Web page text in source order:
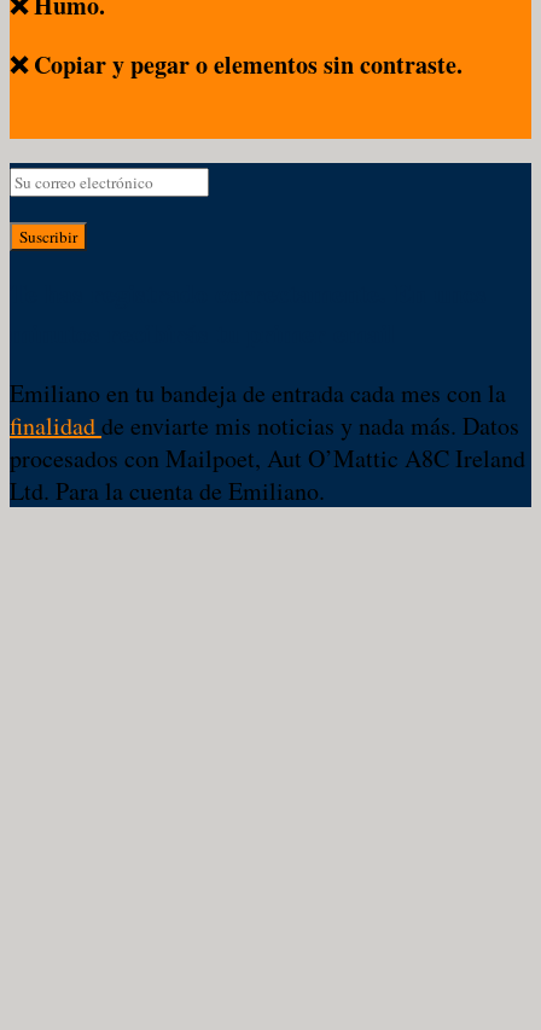
❌ Copiar y pegar o elementos sin contraste.
Suscribir
Emiliano en tu bandeja de entrada cada mes con la
finalidadde enviarte mis noticias y nada más. Datos
procesados con Mailpoet, Aut O’Mattic A8C Ireland
Ltd. Para la cuenta de Emiliano.